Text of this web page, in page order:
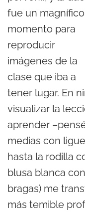
fue un magnífico
momento para
reproducir
imágenes de la
clase que iba a
tener lugar. En
visualizar la
aprender
medias con
hasta la rodilla
blusa blanca
bragas) me
más temible